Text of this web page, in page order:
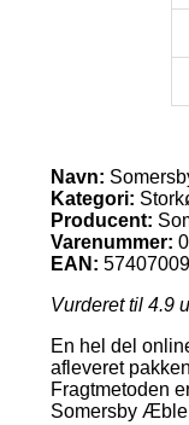
Navn:
Kategori:
Producent:
Varenummer:
EAN:
Vurderet til 4.9
En hel del
afleveret
Fragtmetoden
Somersby Æble